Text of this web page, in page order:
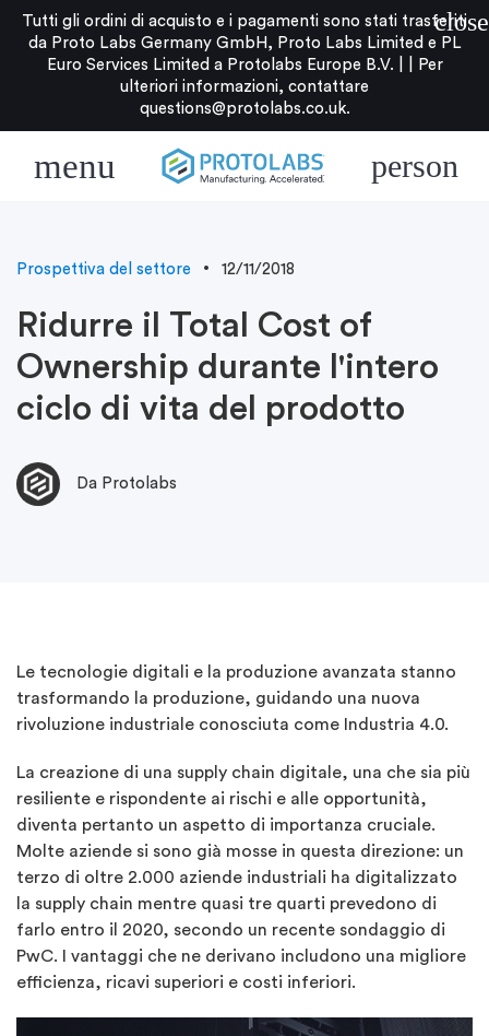
Tutti gli ordini di acquisto e i pagamenti sono stati trasferiti
da Proto Labs Germany GmbH, Proto Labs Limited e PL
Euro Services Limited a Protolabs Europe B.V. |
Per
ulteriori informazioni, contattare
questions@protolabs.co.uk.
close
menu person
Prospettiva del settore 12/11/2018
Ridurre il Total Cost of
Ownership durante l'intero
ciclo di vita del prodotto
Da Protolabs
Le tecnologie digitali e la produzione avanzata stanno
trasformando la produzione, guidando una nuova
rivoluzione industriale conosciuta come Industria 4.0.
La creazione di una supply chain digitale, una che sia più
resiliente e rispondente ai rischi e alle opportunità,
diventa pertanto un aspetto di importanza cruciale.
Molte aziende si sono già mosse in questa direzione: un
terzo di oltre 2.000 aziende industriali ha digitalizzato
la supply chain mentre quasi tre quarti prevedono di
farlo entro il 2020, secondo un recente sondaggio di
PwC. I vantaggi che ne derivano includono una migliore
efficienza, ricavi superiori e costi inferiori.